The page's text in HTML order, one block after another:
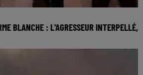
BLANCHE : L'AGRESSEUR INTERPELLÉ,